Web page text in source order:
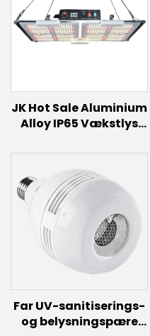
JK Hot Sale Aluminium
Alloy IP65 Vækstlys
Spektrum Samsung
Lm301h Evo Led
Vækstlys til
Indendørsplanter
Far UV-sanitiserings-
og belysningspære